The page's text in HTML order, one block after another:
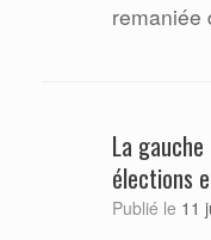
remaniée
La
élections
Publié le 11